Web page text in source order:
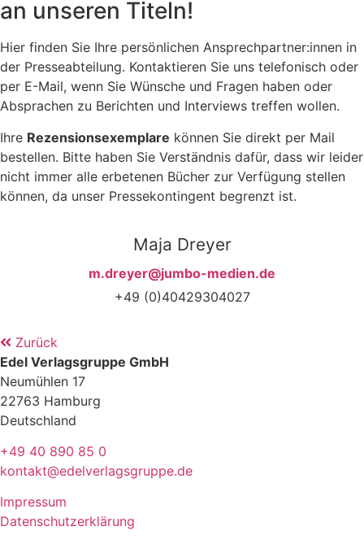
an unseren Titeln!
Hier finden Sie Ihre persönlichen Ansprechpartner:innen in
der Presseabteilung. Kontaktieren Sie uns telefonisch oder
per E-Mail, wenn Sie Wünsche und Fragen haben oder
Absprachen zu Berichten und Interviews treffen wollen.
Ihre Rezensionsexemplare können Sie direkt per Mail
bestellen. Bitte haben Sie Verständnis dafür, dass wir leider
nicht immer alle erbetenen Bücher zur Verfügung stellen
können, da unser Pressekontingent begrenzt ist.
Maja Dreyer
m.dreyer@jumbo-medien.de
+49 (0)40429304027
Zurück
Edel Verlagsgruppe GmbH
Neumühlen 17
22763 Hamburg
Deutschland
+49 40 890 85 0
kontakt@edelverlagsgruppe.de
Impressum
Datenschutzerklärung